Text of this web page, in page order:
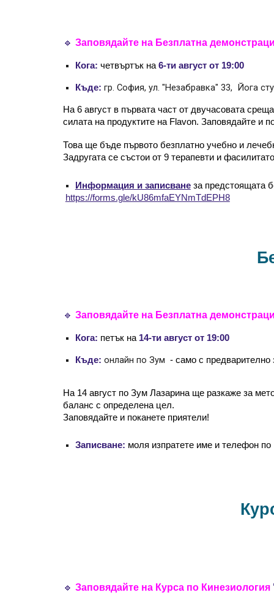
🔹 Заповядайте на Безплатна д
Кога: четвъртък на 6-ти август от 19:00
Къде: гр. София, ул. "Незабравка" 33, Йога
На 6 август в първата част от двучасовата
силата на продуктите на Flavon. Заповядайте и
Това ще бъде първото безплатно учебно и
Задругата се състои от 9 терапевти и
Информация и записване за предстоящата
https://forms.gle/kU86mfaEYNmTdEPH8
🔹 Заповядайте на Безплатна д
Кога: петък на 14-ти август от 19:00
Къде: онлайн по Зум - само с предварително
На 14август по Зум Лазарина ще разкаже за
баланс с определена цел.
Заповядайте и поканете приятели!
Записване: моля изпратете име и телефон
🔹 Заповядайте на Курса по Кинезиология